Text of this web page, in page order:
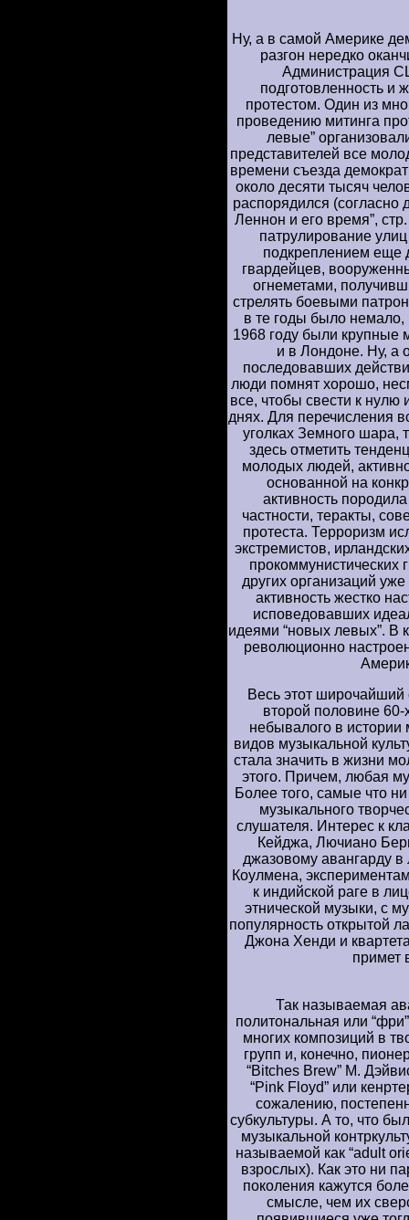
Ну, а в самой Америке
разгон нередко
Администрация
подготовленность и
протестом. Один из
проведению митинга
левые”
представителей все
времени съезда
около десяти тысяч
распорядился
Леннон и его время”,
патрулирование
подкреплением еще
гвардейцев,
огнеметами,
стрелять боевыми
в те годы было
1968 году были
и в Лондоне. Ну, а
последовавших
люди помнят хорошо,
все, чтобы свести к нулю
днях. Для перечисления
уголках Земного шара,
здесь отметить
молодых людей,
основанной на
активность
частности, теракты,
протеста. Терроризм
экстремистов,
прокоммунистических
других организаций
активность жестко
исповедовавших
идеями “новых левых”. В
революционно
Весь этот широчайший
второй половине 60-
небывалого в
видов музыкальной
стала значить в жизни
этого. Причем, любая
Более того, самые что
музыкального
слушателя. Интерес к
Кейджа, Лючиано
джазовому авангарду
Коулмена,
к индийской раге в
этнической музыки, с
популярность открытой
Джона Хенди и
примет
Так называемая
политональная или
многих композиций в
групп и, конечно,
“Bitches Brew” М.
“Pink Floyd” или
сожалению,
субкультуры. А то, что
музыкальной
называемой как “adult
взрослых). Как это ни
поколения кажутся
смысле, чем их